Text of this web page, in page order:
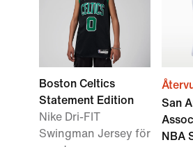
Boston Celtics
Statement Edition
Nike Dri-FIT
Swingman Jersey för
San
NBA